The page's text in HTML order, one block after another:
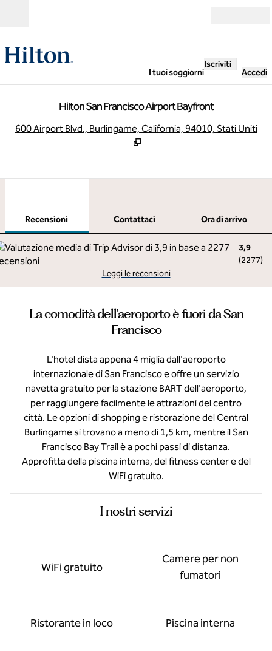
I tuoi soggiorni
Iscriviti
Accedi
Hilton San Francisco Airport Bayfront
600 Airport Blvd., Burlingame, California, 94010, Stati Uniti
Recensioni Contattaci
Ora di arrivo
3,9
(2277)
Leggi le recensioni
La comodità dell'aeroporto è fuori da San
Francisco
L'hotel dista appena 4 miglia dall'aeroporto
internazionale di San Francisco e offre un servizio
navetta gratuito per la stazione BART dell'aeroporto,
per raggiungere facilmente le attrazioni del centro
città. Le opzioni di shopping e ristorazione del Central
Burlingame si trovano a meno di 1,5 km, mentre il San
Francisco Bay Trail è a pochi passi di distanza.
Approfitta della piscina interna, del fitness center e del
WiFi gratuito.
I nostri servizi
WiFi gratuito
Camere per non
fumatori
Ristorante in loco Piscina interna